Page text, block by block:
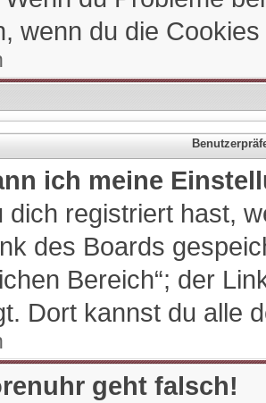
wenn du die
ich meine
dich registriert hast,
des Boards
Bereich“; der
Dort kannst du alle
geht falsch!